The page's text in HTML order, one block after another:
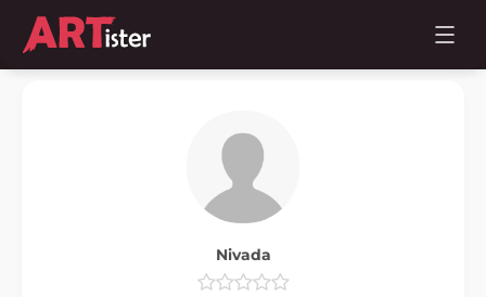
Nivada